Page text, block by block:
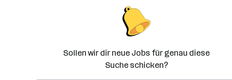
Sollen wir dir neue Jobs für genau diese
Suche schicken?